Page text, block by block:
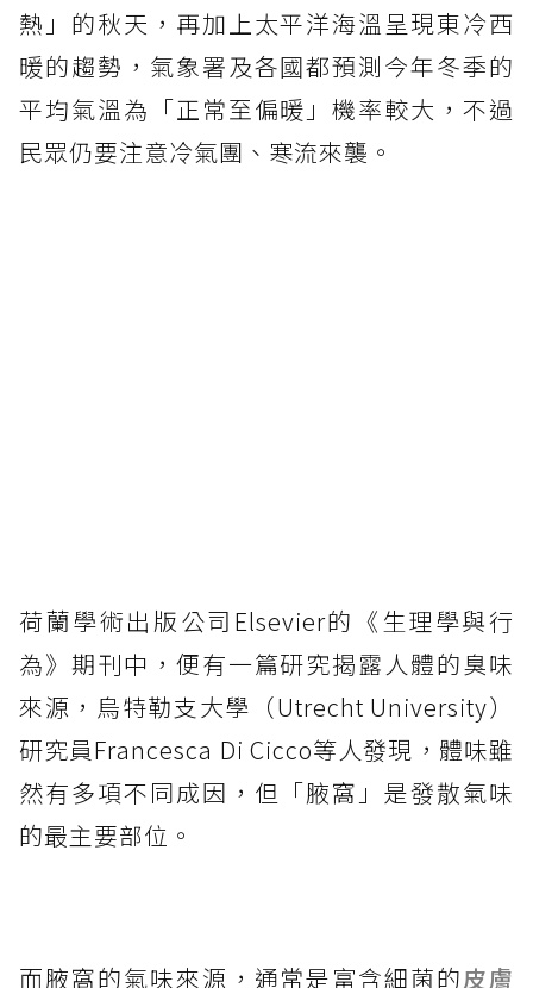
熱」的秋天，再加上太平洋海溫呈現東冷西
暖的趨勢，氣象署及各國都預測今年冬季的
平均氣溫為「正常至偏暖」機率較大，不過
民眾仍要注意冷氣團、寒流來襲。
荷蘭學術出版公司Elsevier的《生理學與行
為》期刊中，便有一篇研究揭露人體的臭味
來源，烏特勒支大學（Utrecht University）
研究員Francesca Di Cicco等人發現，體味雖
然有多項不同成因，但「腋窩」是發散氣味
的最主要部位。
而腋窩的氣味來源，通常是富含細菌的皮膚